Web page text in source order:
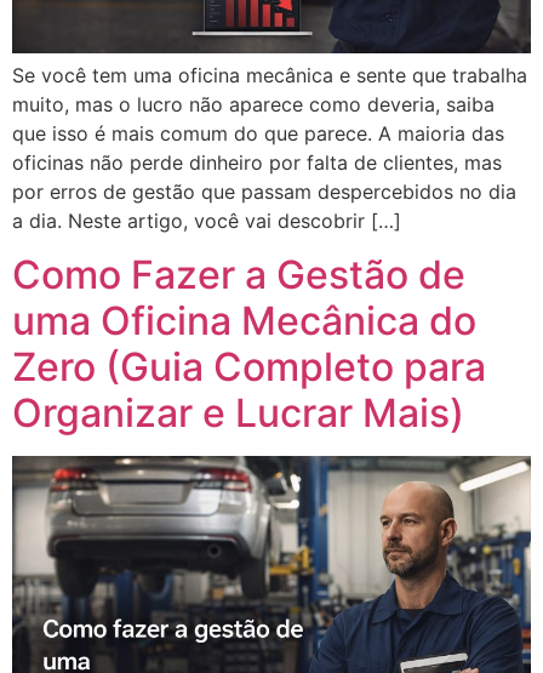
Se você tem uma oficina mecânica e sente que trabalha
muito, mas o lucro não aparece como deveria, saiba
que isso é mais comum do que parece. A maioria das
oficinas não perde dinheiro por falta de clientes, mas
por erros de gestão que passam despercebidos no dia
a dia. Neste artigo, você vai descobrir […]
Como Fazer a Gestão de
uma Oficina Mecânica do
Zero (Guia Completo para
Organizar e Lucrar Mais)